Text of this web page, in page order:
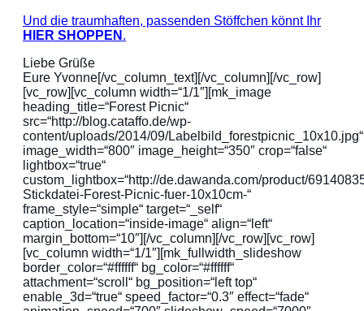
Und die traumhaften, passenden Stöffchen könnt Ihr
HIER SHOPPEN .
Liebe Grüße
Eure Yvonne[/vc_column_text][/vc_column][/vc_row]
[vc_row][vc_column width=“1/1″][mk_image
heading_title=“Forest Picnic“
src=“http://blog.cataffo.de/wp-
content/uploads/2014/09/Labelbild_forestpicnic_10x10.jpg“
image_width=“800″ image_height=“350″ crop=“false“
lightbox=“true“
custom_lightbox=“http://de.dawanda.com/product/
Stickdatei-Forest-Picnic-fuer-10x10cm-“
frame_style=“simple“ target=“_self“
caption_location=“inside-image“ align=“left“
margin_bottom=“10″][/vc_column][/vc_row][vc_row]
[vc_column width=“1/1″][mk_fullwidth_slideshow
border_color=“#ffffff“ bg_color=“#ffffff“
attachment=“scroll“ bg_position=“left top“
enable_3d=“true“ speed_factor=“0.3″ effect=“fade“